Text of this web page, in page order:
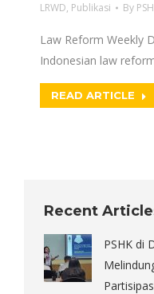
LRWD, Publikasi By
Law Reform Weekly
Indonesian law
READ ARTICLE
Recent
PSHK di